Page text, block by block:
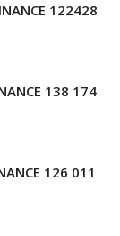
122428
138 174
126 011